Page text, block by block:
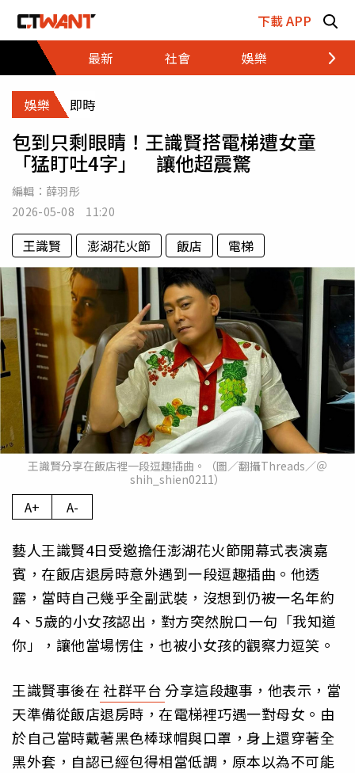
下載 APP
最新
社會 娛樂 財經
娛樂 即時
包到只剩眼睛！王識賢搭電梯遭女童
「猛盯吐4字」 讓他超震驚
編輯： 薛羽彤
2026-05-08 11:20
王識賢 澎湖花火節 飯店 電梯
王識賢分享在飯店裡一段逗趣插曲。（圖／翻攝Threads／＠
shih_shien0211）
A+ A-
藝人王識賢4日受邀擔任澎湖花火節開幕式表演嘉
賓，在飯店退房時意外遇到一段逗趣插曲。他透
露，當時自己幾乎全副武裝，沒想到仍被一名年約
4、5歲的小女孩認出，對方突然脫口一句「我知道
你」，讓他當場愣住，也被小女孩的觀察力逗笑。
王識賢事後在社群平台分享這段趣事，他表示，當
天準備從飯店退房時，在電梯裡巧遇一對母女。由
於自己當時戴著黑色棒球帽與口罩，身上還穿著全
黑外套，自認已經包得相當低調，原本以為不可能